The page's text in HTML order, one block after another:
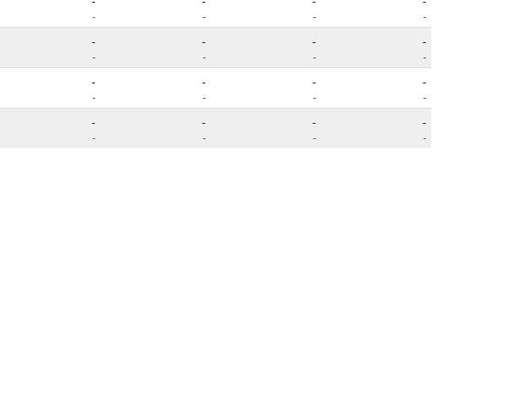
- - - -
-
-
-
-
-
-
-
-
-
-
-
-
-
-
-
-
-
-
-
-
-
-
-
-